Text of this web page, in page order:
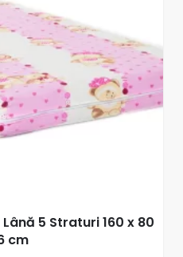
5 Straturi 160 x 80
cm